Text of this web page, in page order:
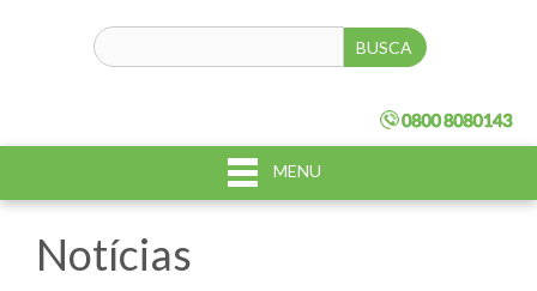
MENU
Notícias